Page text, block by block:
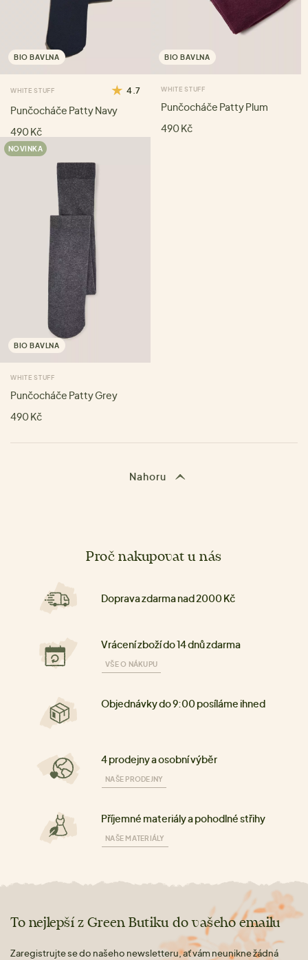
BIO BAVLNA
WHITE STUFF 4.7
Punčocháče Patty Navy
490 Kč
BIO BAVLNA
WHITE STUFF
Punčocháče Patty Plum
490 Kč
NOVINKA
BIO BAVLNA
WHITE STUFF
Punčocháče Patty Grey
490 Kč
Nahoru
Proč nakupovat u nás
Doprava zdarma nad 2000 Kč
Vrácení zboží do 14 dnů zdarma
VŠE O NÁKUPU
Objednávky do 9:00 posíláme ihned
4 prodejny a osobní výběr
NAŠE PRODEJNY
Příjemné materiály a pohodlné střihy
NAŠE MATERIÁLY
To nejlepší z Green Butiku do vašeho emailu
Zaregistrujte se do našeho newsletteru, ať vám neunikne žádná